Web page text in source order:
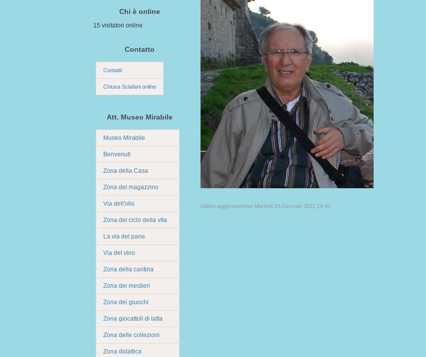
Chi è online
15 visitatori online
Contatto
Contatti
Chiusa Sclafani online
Att. Museo Mirabile
Museo Mirabile
Benvenuti
Zona della Casa
Zona del magazzino
Via dell'olio
Zona del ciclo della vita
La via del pane
Via del vino
Zona della cantina
Zona dei mestieri
Zona dei giuochi
Zona giocattoli di latta
Zona delle collezioni
Zona didattica
Ultimo aggiornamento Martedì 25 Gennaio 2011 14:40